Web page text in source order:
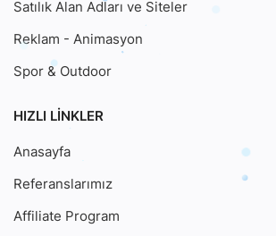
Satılık Alan Adları ve Siteler
Reklam - Animasyon
Spor & Outdoor
HIZLI LINKLER
Anasayfa
Referanslarımız
Affiliate Program